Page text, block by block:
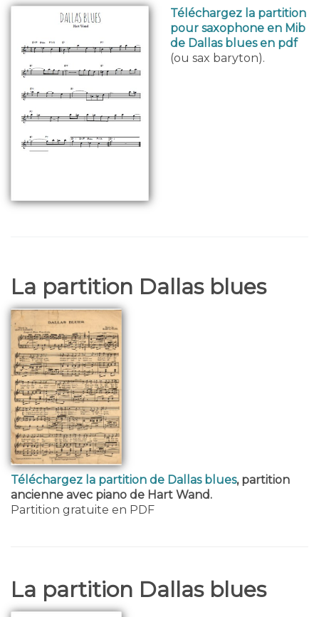
Téléchargez la partition
pour saxophone en Mib
de Dallas blues en pdf
(ou sax baryton).
La partition Dallas blues
Téléchargez la partition de Dallas blues, partition
ancienne avec piano de Hart Wand.
Partition gratuite en PDF
La partition Dallas blues